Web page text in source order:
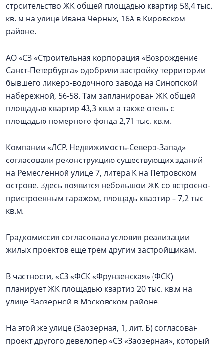
строительство ЖК общей площадью квартир 58,4 тыс.
кв. м на улице Ивана Черных, 16А в Кировском
районе.
АО «СЗ «Строительная корпорация «Возрождение
Санкт‑Петербурга» одобрили застройку территории
бывшего ликеро-водочного завода на Синопской
набережной, 56-58. Там запланирован ЖК общей
площадью квартир 43,3 кв.м а также отель с
площадью номерного фонда 2,71 тыс. кв.м.
Компании «ЛСР. Недвижимость-Северо-Запад»
согласовали реконструкцию существующих зданий
на Ремесленной улице 7, литера К на Петровском
острове. Здесь появится небольшой ЖК со встроено-
пристроенным гаражом, площадь квартир – 7,2 тыс
кв.м.
Градкомиссия согласовала условия реализации
жилых проектов еще трем другим застройщикам.
В частности, «СЗ «ФСК «Фрунзенская» (ФСК)
планирует ЖК площадью квартир 20 тыс. кв.м на
улице Заозерной в Московском районе.
На этой же улице (Заозерная, 1, лит. Б) согласован
проект другого девелопер «СЗ «Заозерная», который